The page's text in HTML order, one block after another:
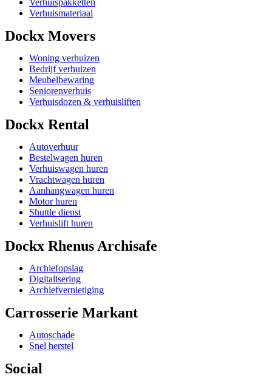
Verhuismateriaal
Dockx Movers
Woning verhuizen
Bedrijf verhuizen
Meubelbewaring
Seniorenverhuis
Verhuisdozen & verhuisliften
Dockx Rental
Autoverhuur
Bestelwagen huren
Verhuiswagen huren
Vrachtwagen huren
Aanhangwagen huren
Motor huren
Shuttle dienst
Verhuislift huren
Dockx Rhenus Archisafe
Archiefopslag
Digitalisering
Archiefvernietiging
Carrosserie Markant
Autoschade
Snel herstel
Social